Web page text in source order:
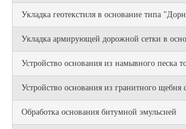
Укладка геотекстиля в основание типа
Укладка армирующей дорожной сетки в
Устройство основания из намывного песка
Устройство основания из гранитного
Обработка основания битумной эмульсией